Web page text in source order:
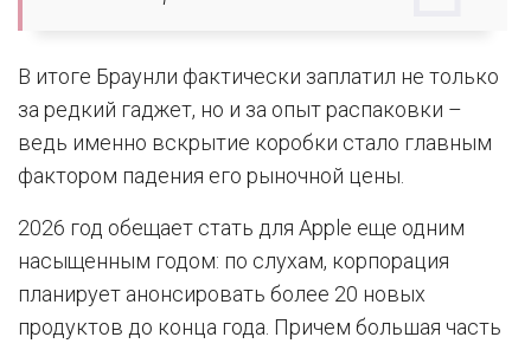
В итоге Браунли фактически заплатил не только
за редкий гаджет, но и за опыт распаковки –
ведь именно вскрытие коробки стало главным
фактором падения его рыночной цены.
2026 год обещает стать для Apple еще одним
насыщенным годом: по слухам, корпорация
планирует анонсировать более 20 новых
продуктов до конца года. Причем большая часть